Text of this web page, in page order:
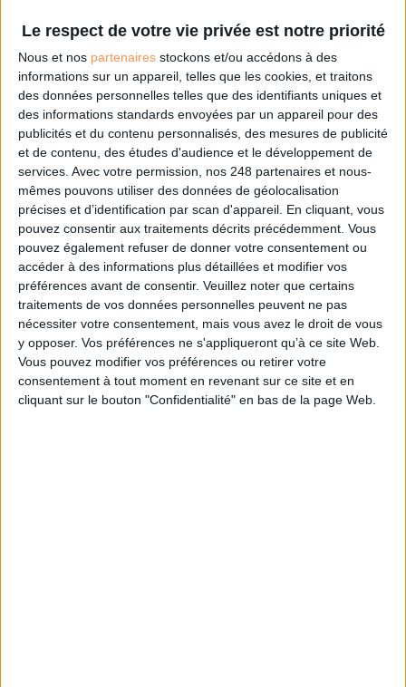
Le respect de votre vie privée est notre priorité
Nous et nos partenaires stockons et/ou accédons à des
informations sur un appareil, telles que les cookies, et traitons
des données personnelles telles que des identifiants uniques et
des informations standards envoyées par un appareil pour des
publicités et du contenu personnalisés, des mesures de publicité
et de contenu, des études d'audience et le développement de
services. Avec votre permission, nos 248 partenaires et nous-
mêmes pouvons utiliser des données de géolocalisation
précises et d’identification par scan d'appareil. En cliquant, vous
pouvez consentir aux traitements décrits précédemment. Vous
pouvez également refuser de donner votre consentement ou
accéder à des informations plus détaillées et modifier vos
préférences avant de consentir. Veuillez noter que certains
traitements de vos données personnelles peuvent ne pas
nécessiter votre consentement, mais vous avez le droit de vous
y opposer. Vos préférences ne s'appliqueront qu’à ce site Web.
Vous pouvez modifier vos préférences ou retirer votre
consentement à tout moment en revenant sur ce site et en
cliquant sur le bouton "Confidentialité" en bas de la page Web.
0 Commentaire
Facebook
Connectez-vousou inscrivez-vouspour publier un commentaire
À LIRE SUR ARCHIMAG
Vers une suite collaborative sécurisée pour la
filière de défense européenne
OrangeLogic Executive Experience : image,
influence et performance, le 30 juin à Lille